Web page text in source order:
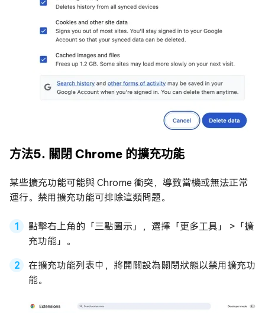
方法5. 關閉 Chrome 的擴充功能
某些擴充功能可能與 Chrome 衝突，導致當機或無法正常
運行。禁用擴充功能可排除這類問題。
點擊右上角的「三點圖示」，選擇「更多工具」 >「擴
充功能」。
在擴充功能列表中，將開關設為關閉狀態以禁用擴充功
能。